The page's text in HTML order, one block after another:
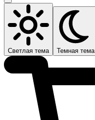
Светлая тема Темная тема